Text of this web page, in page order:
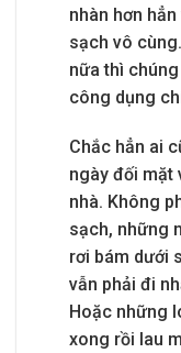
nhàn hơn
sạch vô
nữa thì
công dụng
Chắc hẳn ai
ngày đối mặt
nhà. Không
sạch, những
rơi bám dưới
vẫn phải đi
Hoặc những
xong rồi lau